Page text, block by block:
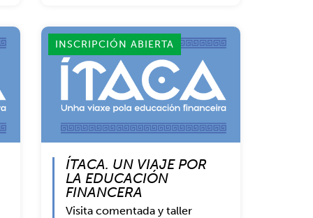
INSCRIPCIÓN ABIERTA
ÍTACA. UN VIAJE POR
LA EDUCACIÓN
FINANCERA
Visita comentada y taller